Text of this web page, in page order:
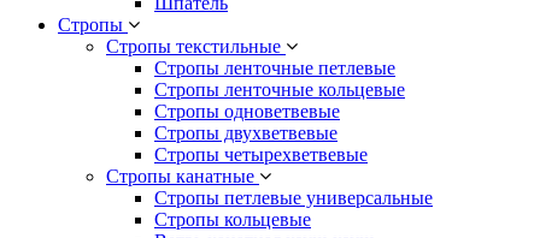
Стропы
Стропы текстильные
Стропы ленточные петлевые
Стропы ленточные кольцевые
Стропы одноветвевые
Стропы двухветвевые
Стропы четырехветвевые
Стропы канатные
Стропы петлевые универсальные
Стропы кольцевые